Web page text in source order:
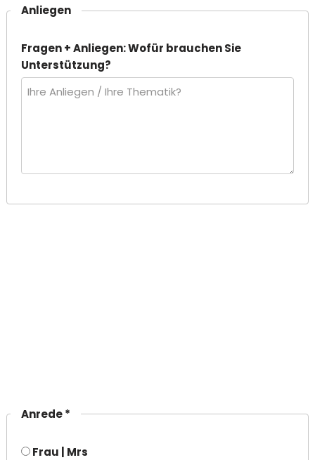
Anliegen
Fragen + Anliegen: Wofür brauchen Sie
Unterstützung?
Anrede *
Frau | Mrs